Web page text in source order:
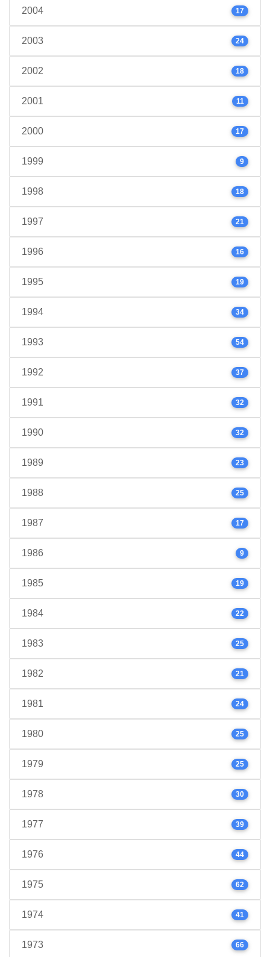
2004 17
2003 24
2002 18
2001 11
2000 17
1999 9
1998 18
1997 21
1996 16
1995 19
1994 34
1993 54
1992 37
1991 32
1990 32
1989 23
1988 25
1987 17
1986 9
1985 19
1984 22
1983 25
1982 21
1981 24
1980 25
1979 25
1978 30
1977 39
1976 44
1975 62
1974 41
1973 66